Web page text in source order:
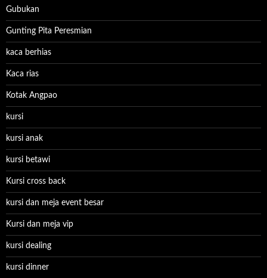
Gubukan
Gunting Pita Peresmian
kaca berhias
Kaca rias
Kotak Angpao
kursi
kursi anak
kursi betawi
Kursi cross back
kursi dan meja event besar
Kursi dan meja vip
kursi dealing
kursi dinner